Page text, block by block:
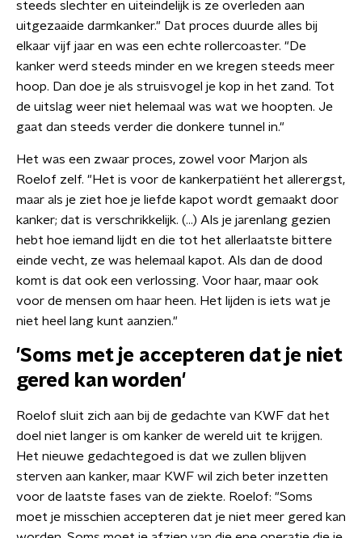
steeds slechter en uiteindelijk is ze overleden aan
uitgezaaide darmkanker." Dat proces duurde alles bij
elkaar vijf jaar en was een echte rollercoaster. "De
kanker werd steeds minder en we kregen steeds meer
hoop. Dan doe je als struisvogel je kop in het zand. Tot
de uitslag weer niet helemaal was wat we hoopten. Je
gaat dan steeds verder die donkere tunnel in."
Het was een zwaar proces, zowel voor Marjon als
Roelof zelf. "Het is voor de kankerpatiënt het allerergst,
maar als je ziet hoe je liefde kapot wordt gemaakt door
kanker; dat is verschrikkelijk. (...) Als je jarenlang gezien
hebt hoe iemand lijdt en die tot het allerlaatste bittere
einde vecht, ze was helemaal kapot. Als dan de dood
komt is dat ook een verlossing. Voor haar, maar ook
voor de mensen om haar heen. Het lijden is iets wat je
niet heel lang kunt aanzien."
'Soms met je accepteren dat je niet
gered kan worden'
Roelof sluit zich aan bij de gedachte van KWF dat het
doel niet langer is om kanker de wereld uit te krijgen.
Het nieuwe gedachtegoed is dat we zullen blijven
sterven aan kanker, maar KWF wil zich beter inzetten
voor de laatste fases van de ziekte. Roelof: "Soms
moet je misschien accepteren dat je niet meer gered kan